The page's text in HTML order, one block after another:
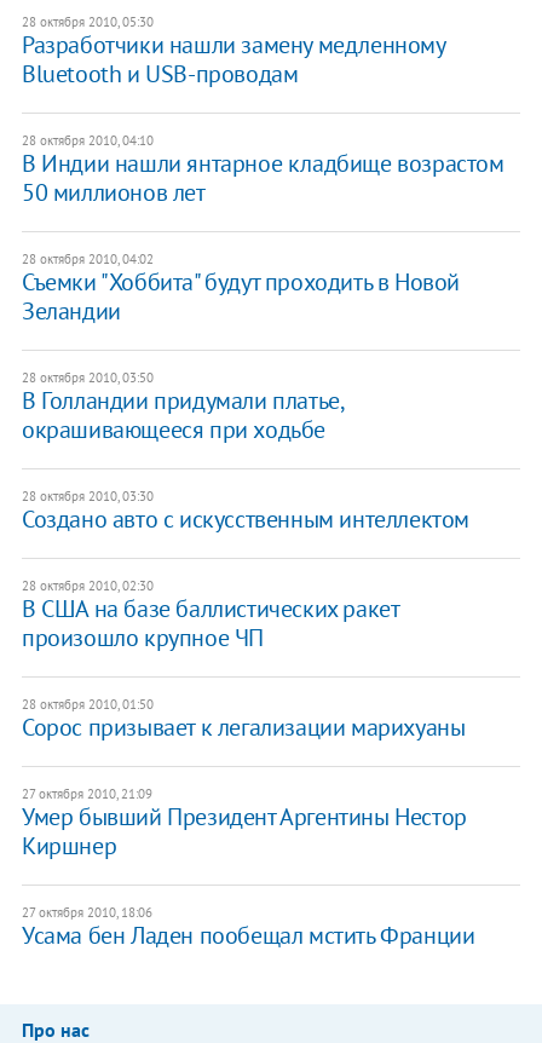
28 октября 2010, 05:30
Разработчики нашли замену медленному
Bluetooth и USB-проводам
28 октября 2010, 04:10
В Индии нашли янтарное кладбище возрастом
50 миллионов лет
28 октября 2010, 04:02
Съемки "Хоббита" будут проходить в Новой
Зеландии
28 октября 2010, 03:50
В Голландии придумали платье,
окрашивающееся при ходьбе
28 октября 2010, 03:30
Создано авто с искусственным интеллектом
28 октября 2010, 02:30
В США на базе баллистических ракет
произошло крупное ЧП
28 октября 2010, 01:50
Сорос призывает к легализации марихуаны
27 октября 2010, 21:09
Умер бывший Президент Аргентины Нестор
Киршнер
27 октября 2010, 18:06
Усама бен Ладен пообещал мстить Франции
Про нас